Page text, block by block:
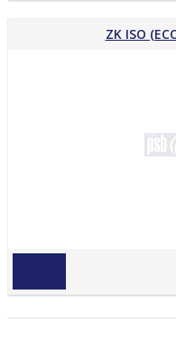
ZK ISO